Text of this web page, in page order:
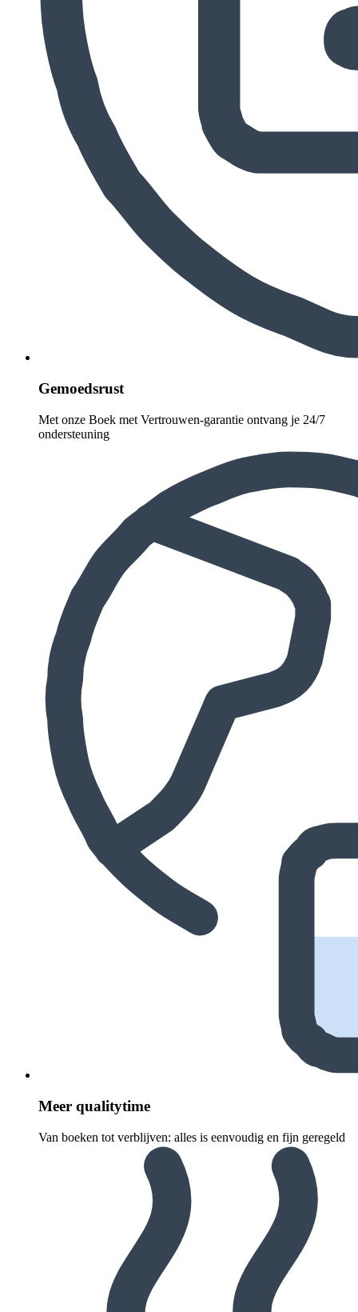
Gemoedsrust
Met onze Boek met Vertrouwen-garantie ontvang je 24/7
ondersteuning
Meer quali­ty­time
Van boeken tot verblijven: alles is eenvoudig en fijn geregeld